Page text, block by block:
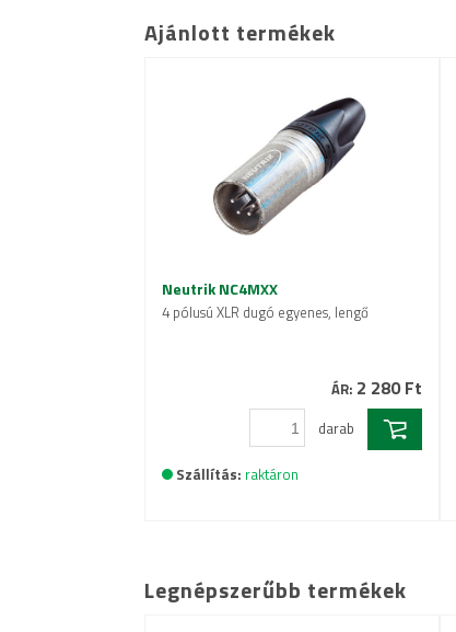
Ajánlott termékek
Neutrik NC4MXX
4 pólusú XLR dugó egyenes, lengő
ÁR: 2 280 Ft
darab
Szállítás: raktáron
Legnépszerűbb termékek